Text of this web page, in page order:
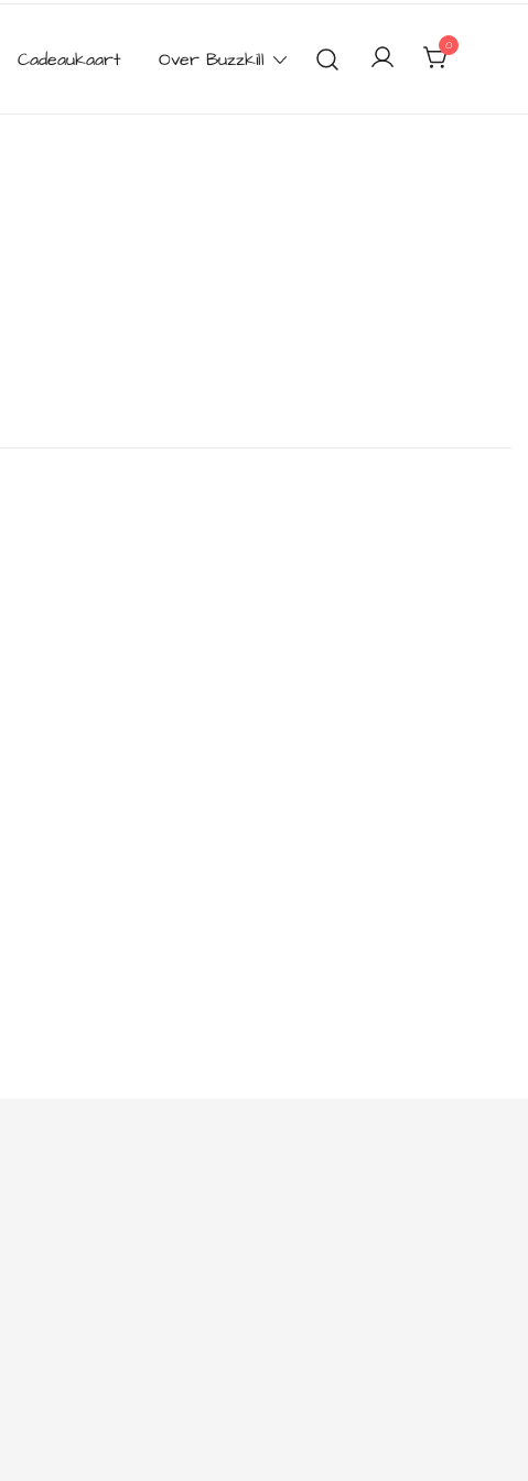
Cadeaukaart Over Buzzkill
0